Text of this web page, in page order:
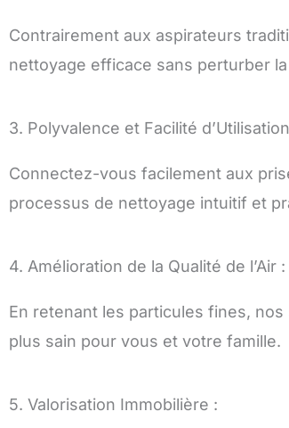
Contrairement aux aspirateurs
nettoyage efficace sans perturber
3. Polyvalence et Facilité
Connectez-vous facilement aux
processus de nettoyage intuitif et
4. Amélioration de la Qualité de l’Air :
En retenant les particules fines,
plus sain pour vous et votre famille.
5. Valorisation Immobilière :